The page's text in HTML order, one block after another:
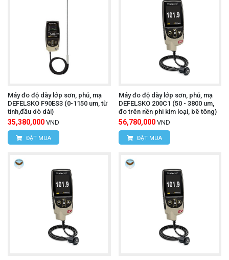
Máy đo độ dày lớp sơn, phủ, mạ
DEFELSKO F90ES3 (0-1150 um, từ
tính,đầu dò dài)
35,380,000 VND
ĐẶT MUA
Máy đo độ dày lớp sơn, phủ, mạ
DEFELSKO 200C1 (50 - 3800 um,
đo trên nền phi kim loại, bê tông)
56,780,000 VND
ĐẶT MUA